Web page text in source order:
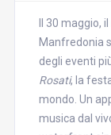
Il 30 maggio,
Manfredonia
degli eventi
Rosati, la
mondo. Un
musica dal